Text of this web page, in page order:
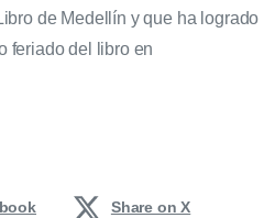
de Medellín y que ha logrado
feriado del libro en
Share on X